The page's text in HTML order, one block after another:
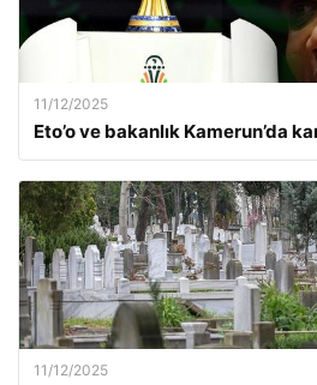
11/12/2025
Eto’o ve bakanlık Kamerun’da
11/12/2025